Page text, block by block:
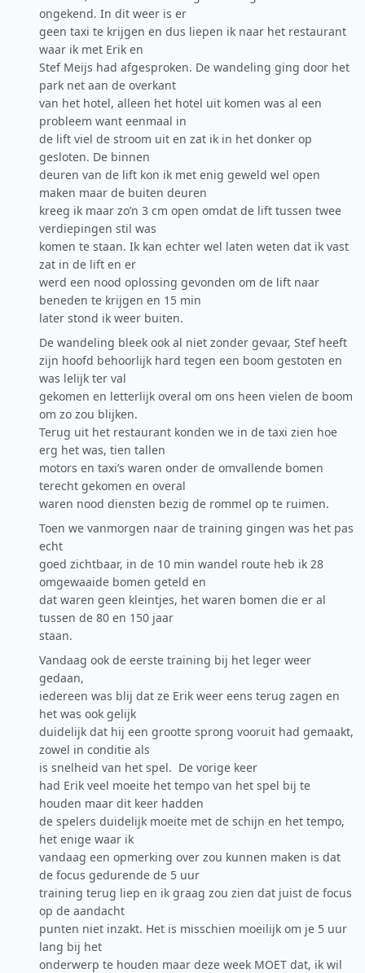
ongekend. In dit weer is er
geen taxi te krijgen en dus liepen ik naar het restaurant
waar ik met Erik en
Stef Meijs had afgesproken. De wandeling ging door het
park net aan de overkant
van het hotel, alleen het hotel uit komen was al een
probleem want eenmaal in
de lift viel de stroom uit en zat ik in het donker op
gesloten. De binnen
deuren van de lift kon ik met enig geweld wel open
maken maar de buiten deuren
kreeg ik maar zo’n 3 cm open omdat de lift tussen twee
verdiepingen stil was
komen te staan. Ik kan echter wel laten weten dat ik vast
zat in de lift en er
werd een nood oplossing gevonden om de lift naar
beneden te krijgen en 15 min
later stond ik weer buiten.
De wandeling bleek ook al niet zonder gevaar, Stef heeft
zijn hoofd behoorlijk hard tegen een boom gestoten en
was lelijk ter val
gekomen en letterlijk overal om ons heen vielen de boom
om zo zou blijken.
Terug uit het restaurant konden we in de taxi zien hoe
erg het was, tien tallen
motors en taxi’s waren onder de omvallende bomen
terecht gekomen en overal
waren nood diensten bezig de rommel op te ruimen.
Toen we vanmorgen naar de training gingen was het pas
echt
goed zichtbaar, in de 10 min wandel route heb ik 28
omgewaaide bomen geteld en
dat waren geen kleintjes, het waren bomen die er al
tussen de 80 en 150 jaar
staan.
Vandaag ook de eerste training bij het leger weer
gedaan,
iedereen was blij dat ze Erik weer eens terug zagen en
het was ook gelijk
duidelijk dat hij een grootte sprong vooruit had gemaakt,
zowel in conditie als
is snelheid van het spel. De vorige keer
had Erik veel moeite het tempo van het spel bij te
houden maar dit keer hadden
de spelers duidelijk moeite met de schijn en het tempo,
het enige waar ik
vandaag een opmerking over zou kunnen maken is dat
de focus gedurende de 5 uur
training terug liep en ik graag zou zien dat juist de focus
op de aandacht
punten niet inzakt. Het is misschien moeilijk om je 5 uur
lang bij het
onderwerp te houden maar deze week MOET dat, ik wil